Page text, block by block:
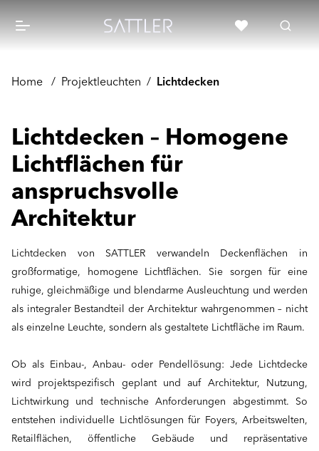
Home / Projektleuchten / Lichtdecken
Lichtdecken – Homogene
Lichtflächen für
anspruchsvolle
Architektur
Lichtdecken von SATTLER verwandeln Deckenflächen in
großformatige, homogene Lichtflächen. Sie sorgen für eine
ruhige, gleichmäßige und blendarme Ausleuchtung und werden
als integraler Bestandteil der Architektur wahrgenommen – nicht
als einzelne Leuchte, sondern als gestaltete Lichtfläche im Raum.
Ob als Einbau-, Anbau- oder Pendellösung: Jede Lichtdecke
wird projektspezifisch geplant und auf Architektur, Nutzung,
Lichtwirkung und technische Anforderungen abgestimmt. So
entstehen individuelle Lichtlösungen für Foyers, Arbeitswelten,
Retailflächen, öffentliche Gebäude und repräsentative